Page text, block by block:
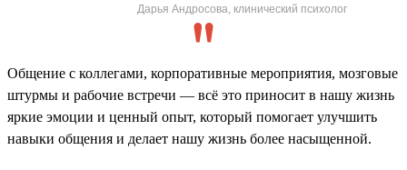
Дарья Андросова, клинический психолог
Общение с коллегами, корпоративные мероприятия, мозговые
штурмы и рабочие встречи — всё это приносит в нашу жизнь
яркие эмоции и ценный опыт, который помогает улучшить
навыки общения и делает нашу жизнь более насыщенной.